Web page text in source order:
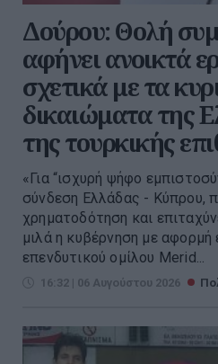
Δούρου: Θολή
αφήνει ανοικτά
σχετικά με τα
δικαιώματα της
της τουρκικής
«Για “ισχυρή ψήφο
σύνδεση Ελλάδας - Κύπρου,
χρηματοδότηση και
μιλά η κυβέρνηση με αφορμή
επενδυτικού ομίλου Merid...
16:32 | 06 Αυγούστου 2026